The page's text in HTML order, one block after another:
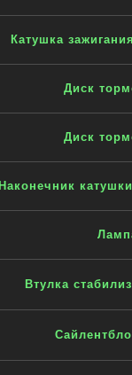
Катушка
Диск
Диск
Наконечник
Втулка